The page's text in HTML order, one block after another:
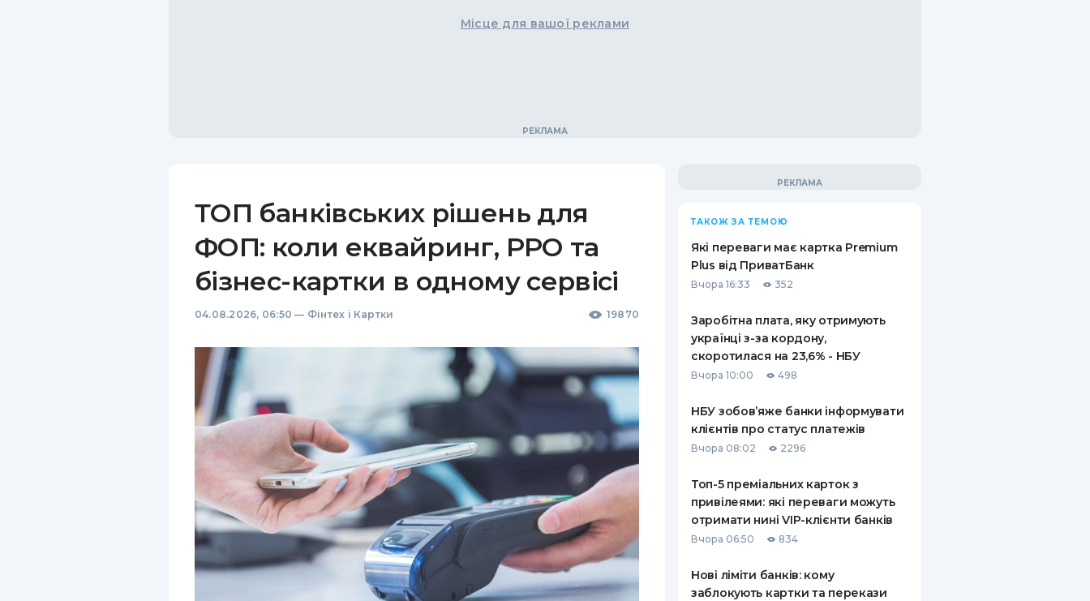
Місце для вашої реклами
ТОП банківських рішень для
ФОП: коли еквайринг, РРО та
бізнес-картки в одному сервісі
04.08.2026, 06:50 — Фінтех і Картки 19870
ТАКОЖ ЗА ТЕМОЮ
Які переваги має картка Premium
Plus від ПриватБанк
Вчора 16:33 352
Заробітна плата, яку отримують
українці з-за кордону,
скоротилася на 23,6% - НБУ
Вчора 10:00 498
НБУ зобов’яже банки інформувати
клієнтів про статус платежів
Вчора 08:02 2296
Топ-5 преміальних карток з
привілеями: які переваги можуть
отримати нині VIP-клієнти банків
Вчора 06:50 834
Нові ліміти банків: кому
заблокують картки та перекази